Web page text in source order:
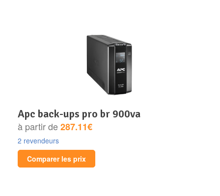
apc back-ups pro br 900va
à partir de287.11€
2 revendeurs
Comparer les prix